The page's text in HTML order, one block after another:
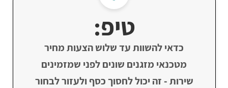
טיפ:
כדאי להשוות עד שלוש הצעות מחיר
מטכנאי מזגנים שונים לפני שמזמינים
שירות - זה יכול לחסוך כסף ולעזור לבחור